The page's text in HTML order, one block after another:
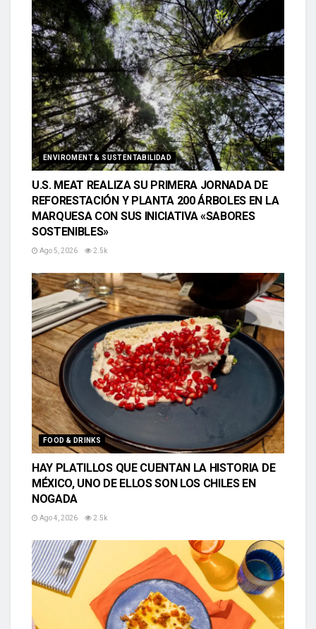
ENVIROMENT & SUSTENTABILIDAD
U.S. MEAT REALIZA SU PRIMERA JORNADA DE
REFORESTACIÓN Y PLANTA 200 ÁRBOLES EN LA
MARQUESA CON SUS INICIATIVA «SABORES
SOSTENIBLES»
Ago 5, 2026 2.5k
FOOD & DRINKS
HAY PLATILLOS QUE CUENTAN LA HISTORIA DE
MÉXICO, UNO DE ELLOS SON LOS CHILES EN
NOGADA
Ago 4, 2026 2.5k